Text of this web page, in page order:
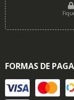
FORMAS DE